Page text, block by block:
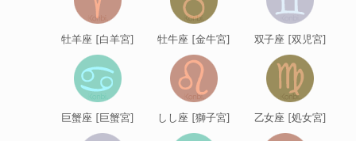
牡羊座 [白羊宮] 牡牛座 [金牛宮] 双子座 [双児宮]
巨蟹座 [巨蟹宮] しし座 [獅子宮] 乙女座 [処女宮]